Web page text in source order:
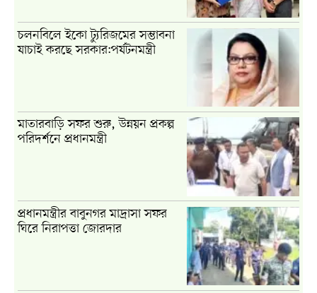
চলনবিলে ইকো ট্যুরিজমের সম্ভাবনা
যাচাই করছে সরকার:পর্যটনমন্ত্রী
মাতারবাড়ি সফর শুরু, উন্নয়ন প্রকল্প
পরিদর্শনে প্রধানমন্ত্রী
প্রধানমন্ত্রীর বাবুনগর মাদ্রাসা সফর
ঘিরে নিরাপত্তা জোরদার